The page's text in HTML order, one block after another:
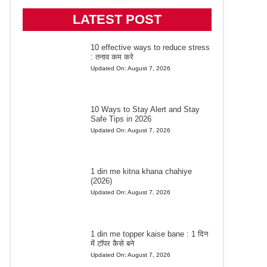
LATEST POST
10 effective ways to reduce stress
: तनाव कम करे
Updated On: August 7, 2026
10 Ways to Stay Alert and Stay
Safe Tips in 2026
Updated On: August 7, 2026
1 din me kitna khana chahiye
(2026)
Updated On: August 7, 2026
1 din me topper kaise bane : 1 दिन
में टॉपर कैसे बने
Updated On: August 7, 2026